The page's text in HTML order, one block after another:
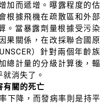
加而遞增。曝露程度的估
根據飛機在疏散區和外部
。當暴露劑量根據受污染
果關係，在改採聯合國原
）針對兩個年齡族
總計量的分級計算後，輻
消失了。
有關的死亡
下降，而發病率則是持平